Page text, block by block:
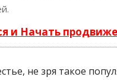
и Начать
не зря такое